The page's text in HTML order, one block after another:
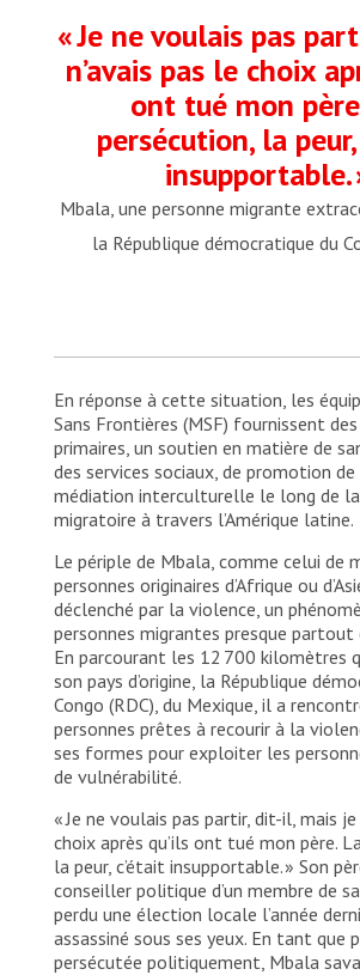
« Je ne voulais pas
n’avais pas le choix
ont tué mon
persécution, la peur,
insupportable.
Mbala, une personne migrante
la République démocratique du
En réponse à cette situation, les
Sans Frontières (MSF) fournissent
primaires, un soutien en matière de
des services sociaux, de promotion
médiation interculturelle le long de
migratoire à travers l’Amérique latine.
Le périple de Mbala, comme celui de
personnes originaires d’Afrique ou
déclenché par la violence, un
personnes migrantes presque
En parcourant les 12 700 kilomètres
son pays d’origine, la République
Congo (RDC), du Mexique, il a
personnes prêtes à recourir à la
ses formes pour exploiter les
de vulnérabilité.
« Je ne voulais pas partir, dit-il, mais je
choix après qu’ils ont tué mon père.
la peur, c’était insupportable. » Son
conseiller politique d’un membre de
perdu une élection locale l’année
assassiné sous ses yeux. En tant que
persécutée politiquement, Mbala